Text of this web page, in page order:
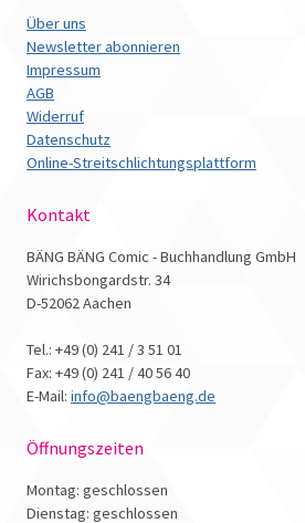
Über uns
Newsletter abonnieren
Impressum
AGB
Widerruf
Datenschutz
Online-Streitschlichtungsplattform
Kontakt
BÄNG BÄNG Comic - Buchhandlung GmbH
Wirichsbongardstr. 34
D-52062 Aachen
Tel.: +49 (0) 241 / 3 51 01
Fax: +49 (0) 241 / 40 56 40
E-Mail: info@baengbaeng.de
Öffnungszeiten
Montag: geschlossen
Dienstag: geschlossen